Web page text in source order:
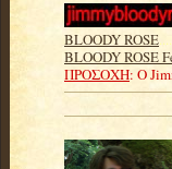
BLOODY ROSE
BLOODY ROSE
ΠΡΟΣΟΧΗ: Ο